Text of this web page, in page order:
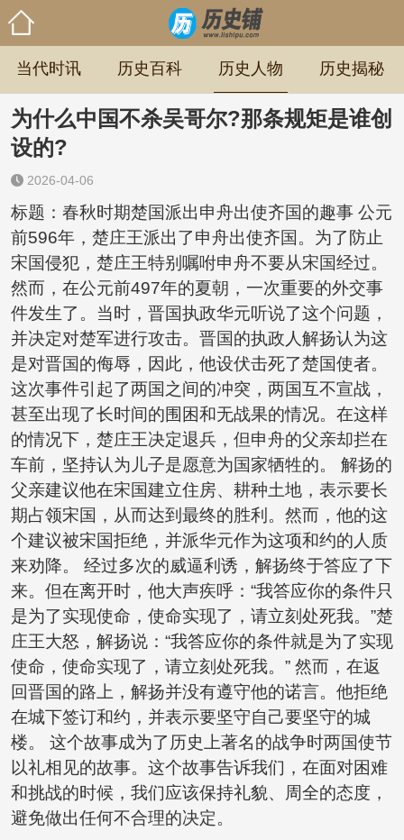
当代时讯 历史百科 历史人物 历史揭秘
为什么中国不杀吴哥尔?那条规矩是谁创
设的?
2026-04-06
标题：春秋时期楚国派出申舟出使齐国的趣事 公元
前596年，楚庄王派出了申舟出使齐国。为了防止
宋国侵犯，楚庄王特别嘱咐申舟不要从宋国经过。
然而，在公元前497年的夏朝，一次重要的外交事
件发生了。当时，晋国执政华元听说了这个问题，
并决定对楚军进行攻击。晋国的执政人解扬认为这
是对晋国的侮辱，因此，他设伏击死了楚国使者。
这次事件引起了两国之间的冲突，两国互不宣战，
甚至出现了长时间的围困和无战果的情况。在这样
的情况下，楚庄王决定退兵，但申舟的父亲却拦在
车前，坚持认为儿子是愿意为国家牺牲的。 解扬的
父亲建议他在宋国建立住房、耕种土地，表示要长
期占领宋国，从而达到最终的胜利。然而，他的这
个建议被宋国拒绝，并派华元作为这项和约的人质
来劝降。 经过多次的威逼利诱，解扬终于答应了下
来。但在离开时，他大声疾呼：“我答应你的条件只
是为了实现使命，使命实现了，请立刻处死我。”楚
庄王大怒，解扬说：“我答应你的条件就是为了实现
使命，使命实现了，请立刻处死我。” 然而，在返
回晋国的路上，解扬并没有遵守他的诺言。他拒绝
在城下签订和约，并表示要坚守自己要坚守的城
楼。 这个故事成为了历史上著名的战争时两国使节
以礼相见的故事。这个故事告诉我们，在面对困难
和挑战的时候，我们应该保持礼貌、周全的态度，
避免做出任何不合理的决定。